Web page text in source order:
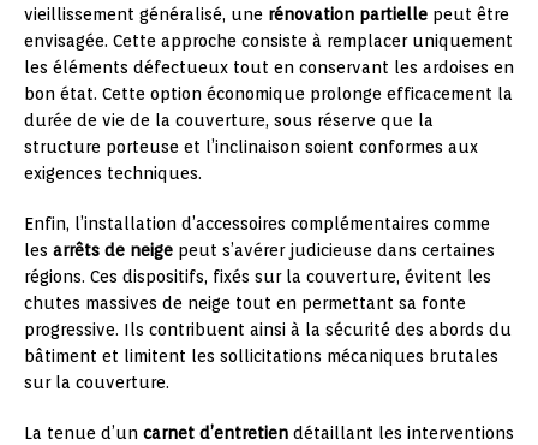
vieillissement généralisé, une rénovation partielle peut être
envisagée. Cette approche consiste à remplacer uniquement
les éléments défectueux tout en conservant les ardoises en
bon état. Cette option économique prolonge efficacement la
durée de vie de la couverture, sous réserve que la
structure porteuse et l’inclinaison soient conformes aux
exigences techniques.
Enfin, l’installation d’accessoires complémentaires comme
les arrêts de neige peut s’avérer judicieuse dans certaines
régions. Ces dispositifs, fixés sur la couverture, évitent les
chutes massives de neige tout en permettant sa fonte
progressive. Ils contribuent ainsi à la sécurité des abords du
bâtiment et limitent les sollicitations mécaniques brutales
sur la couverture.
La tenue d’un carnet d’entretien détaillant les interventions